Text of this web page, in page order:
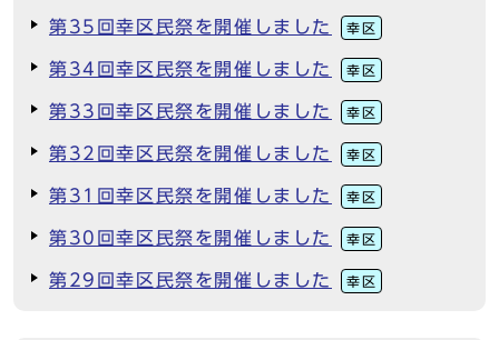
第35回幸区民祭を開催しました 幸区
第34回幸区民祭を開催しました 幸区
第33回幸区民祭を開催しました 幸区
第32回幸区民祭を開催しました 幸区
第31回幸区民祭を開催しました 幸区
第30回幸区民祭を開催しました 幸区
第29回幸区民祭を開催しました 幸区